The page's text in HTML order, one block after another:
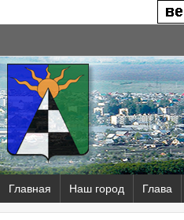
Главная Наш город Глава